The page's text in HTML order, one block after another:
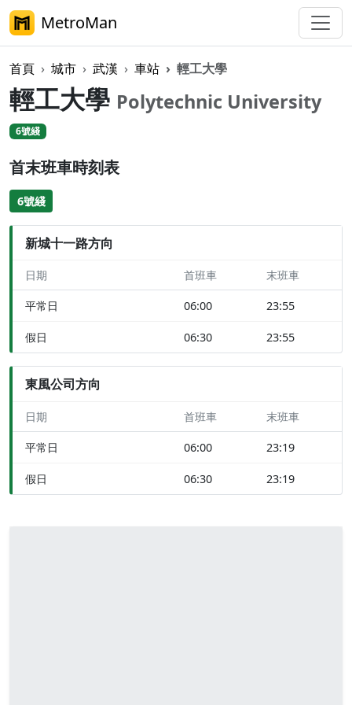
MetroMan
首頁 城市 武漢 車站 輕工大學
輕工大學 Polytechnic University
6號綫
首末班車時刻表
6號綫
新城十一路方向
日期 首班車 末班車
平常日 06:00 23:55
假日 06:30 23:55
東風公司方向
日期 首班車 末班車
平常日 06:00 23:19
假日 06:30 23:19